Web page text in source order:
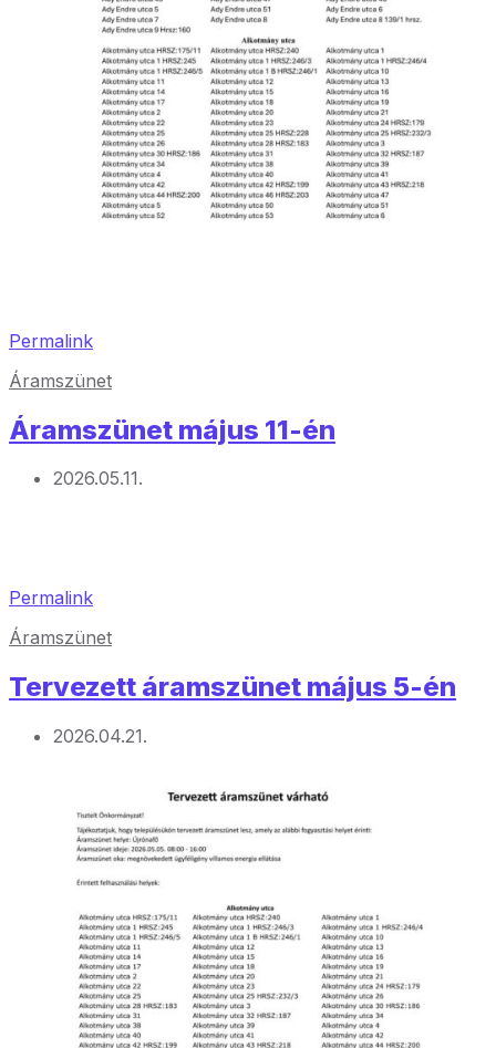
Permalink
Áramszünet
Áramszünet május 11-én
2026.05.11.
Permalink
Áramszünet
Tervezett áramszünet május 5-én
2026.04.21.